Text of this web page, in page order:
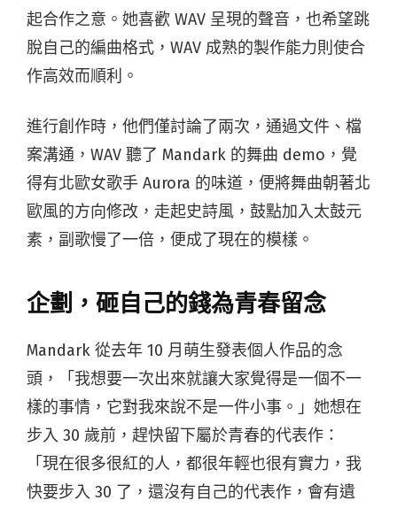
起合作之意。她喜歡 WAV 呈現的聲音，也希望跳
脫自己的編曲格式，WAV 成熟的製作能力則使合
作高效而順利。
進行創作時，他們僅討論了兩次，通過文件、檔
案溝通，WAV 聽了 Mandark 的舞曲 demo，覺
得有北歐女歌手 Aurora 的味道，便將舞曲朝著北
歐風的方向修改，走起史詩風，鼓點加入太鼓元
素，副歌慢了一倍，便成了現在的模樣。
企劃，砸自己的錢為青春留念
Mandark 從去年 10 月萌生發表個人作品的念
頭，「我想要一次出來就讓大家覺得是一個不一
樣的事情，它對我來說不是一件小事。」她想在
步入 30 歲前，趕快留下屬於青春的代表作：
「現在很多很紅的人，都很年輕也很有實力，我
快要步入 30 了，還沒有自己的代表作，會有遺